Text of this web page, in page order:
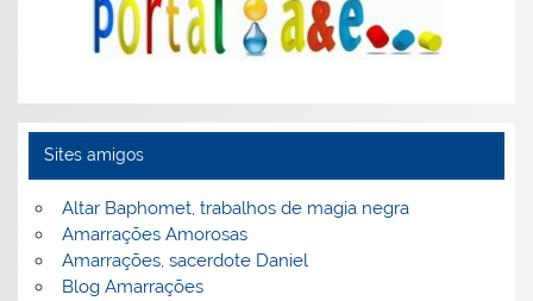
Sites amigos
Altar Baphomet, trabalhos de magia negra
Amarrações Amorosas
Amarrações, sacerdote Daniel
Blog Amarrações